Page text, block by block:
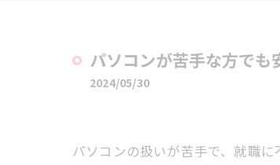
パソコンが苦手な方で
2024/05/30
パソコンの扱いが苦手で、就職